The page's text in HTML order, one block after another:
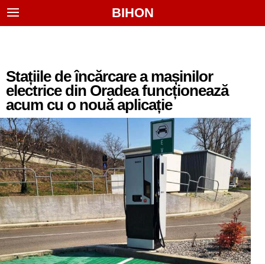
BIHON
Stațiile de încărcare a mașinilor
electrice din Oradea funcționează
acum cu o nouă aplicație